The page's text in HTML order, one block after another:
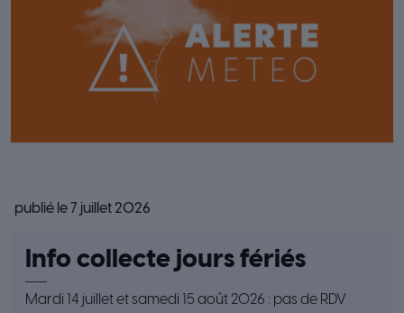
publié le 7 juillet 2026
Info collecte jours fériés
Mardi 14 juillet et samedi 15 août 2026 : pas de RDV